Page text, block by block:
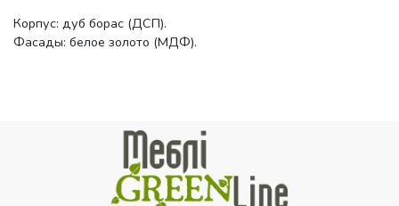
Корпус: дуб борас (ДСП).
Фасады: белое золото (МДФ).